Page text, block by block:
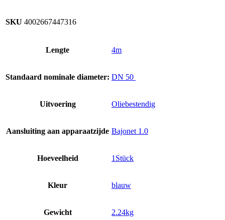
SKU 4002667447316
Lengte 4m
Standaard nominale diameter: DN 50
Uitvoering Oliebestendig
Aansluiting aan apparaatzijde Bajonet 1.0
Hoeveelheid 1Stück
Kleur blauw
Gewicht 2.24kg